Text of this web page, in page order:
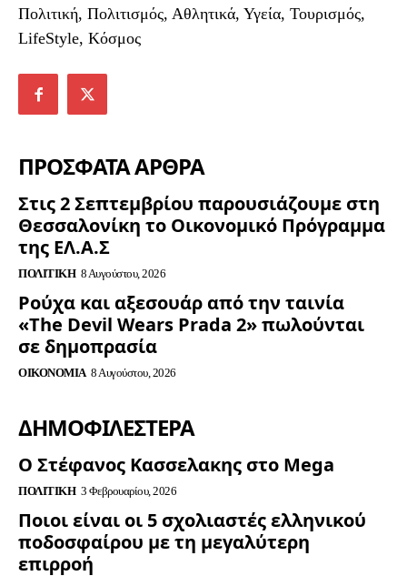
Πολιτική, Πολιτισμός, Αθλητικά, Υγεία, Τουρισμός,
LifeStyle, Κόσμος
ΠΡΟΣΦΑΤΑ ΑΡΘΡΑ
Στις 2 Σεπτεμβρίου παρουσιάζουμε στη
Θεσσαλονίκη το Οικονομικό Πρόγραμμα
της ΕΛ.Α.Σ
ΠΟΛΙΤΙΚΉ 8 Αυγούστου, 2026
Ρούχα και αξεσουάρ από την ταινία
«The Devil Wears Prada 2» πωλούνται
σε δημοπρασία
ΟΙΚΟΝΟΜΊΑ 8 Αυγούστου, 2026
ΔΗΜΟΦΙΛΈΣΤΕΡΑ
Ο Στέφανος Κασσελακης στο Mega
ΠΟΛΙΤΙΚΉ 3 Φεβρουαρίου, 2026
Ποιοι είναι οι 5 σχολιαστές ελληνικού
ποδοσφαίρου με τη μεγαλύτερη
επιρροή